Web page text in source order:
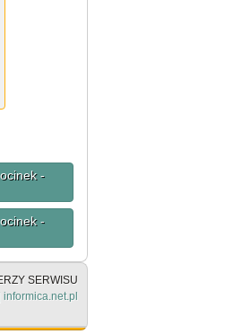
-
-
SERWISU
informica.net.pl